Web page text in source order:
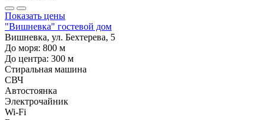
Показать цены
"Вишневка" гостевой дом
Вишневка, ул. Бехтерева, 5
До моря: 800 м
До центра: 300 м
Стиральная машина
СВЧ
Автостоянка
Электрочайник
Wi-Fi